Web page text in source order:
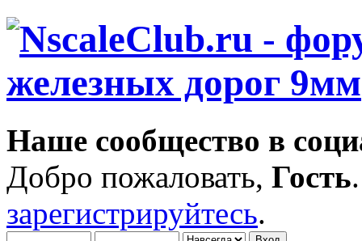
Наше сообщество в
Добро пожаловать, Гость
зарегистрируйтесь.